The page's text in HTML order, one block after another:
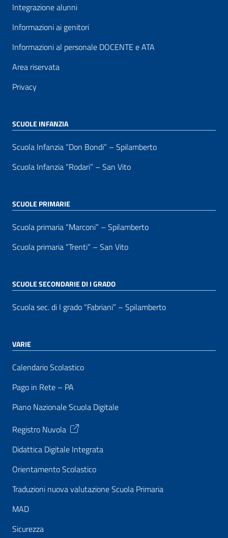
Integrazione alunni
Informazioni ai genitori
Informazioni al personale DOCENTE e ATA
Area riservata
Privacy
SCUOLE INFANZIA
Scuola Infanzia “Don Bondi” – Spilamberto
Scuola Infanzia “Rodari” – San Vito
SCUOLE PRIMARIE
Scuola primaria “Marconi” – Spilamberto
Scuola primaria “Trenti” – San Vito
SCUOLE SECONDARIE DI I GRADO
Scuola sec. di I grado “Fabriani” – Spilamberto
VARIE
Calendario Scolastico
Pago in Rete – PA
Piano Nazionale Scuola Digitale
Registro Nuvola
Didattica Digitale Integrata
Orientamento Scolastico
Traduzioni nuova valutazione Scuola Primaria
MAD
Sicurezza